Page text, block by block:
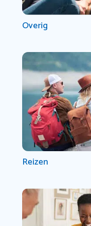
Overig
Reizen